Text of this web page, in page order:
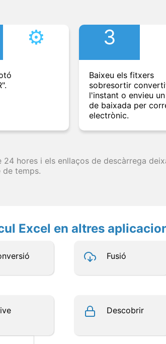
⚙︎ 3
Baixeu els fitxers
sobresortir
l'instant o envieu
de baixada per
electrònic.
hores i els enllaços de descàrrega
de temps.
Excel en altres
Fusió
Descobrir